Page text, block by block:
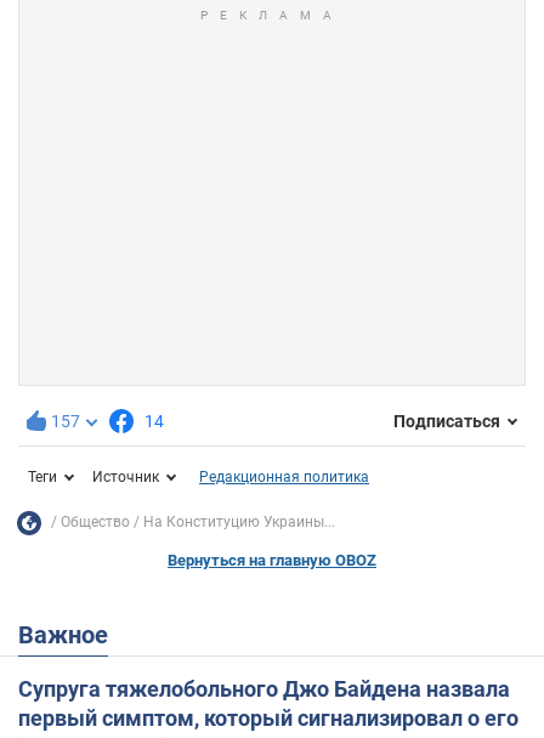
157 14 Подписаться
Теги Источник Редакционная политика
Общество На Конституцию Украины...
Вернуться на главную OBOZ
Важное
Супруга тяжелобольного Джо Байдена назвала
первый симптом, который сигнализировал о его